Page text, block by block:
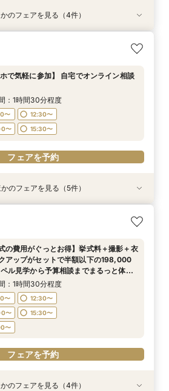
＋会食が5万円OFF！】費用を抑えて叶え
〜
15:30〜
フェアを予約
限定】50％OFF★チャペルフォトキャン
〜
15:30〜
フェアを予約
〜
12:30〜
フェアを予約
式の費用がぐっとお得】挙式料＋撮影＋衣
ア：1時間30分程度
〜
15:30〜
〜
フェアを予約
のフェアを見る（4件）
ホで気軽に参加】 自宅でオンライン相談
：1時間30分程度
〜
12:30〜
〜
15:30〜
フェアを予約
＋会食が5万円OFF！】費用を抑えて叶え
〜
12:30〜
〜
15:30〜
フェアを予約
限定】50％OFF★チャペルフォトキャン
〜
12:30〜
〜
15:30〜
フェアを予約
〜
12:30〜
〜
15:30〜
フェアを予約
式の費用がぐっとお得】挙式料＋撮影＋衣
ア：1時間30分程度
〜
12:30〜
〜
15:30〜
〜
フェアを予約
フェア｜挙式料半額特典】和装×チャペル
〜
12:30〜
〜
15:30〜
フェアを予約
のフェアを見る（5件）
式の費用がぐっとお得】挙式料＋撮影＋衣
アップがセットで半額以下の198,000
ル見学から予算相談までまるっと体験
ア：1時間30分程度
〜
12:30〜
〜
15:30〜
〜
フェアを予約
のフェアを見る（4件）